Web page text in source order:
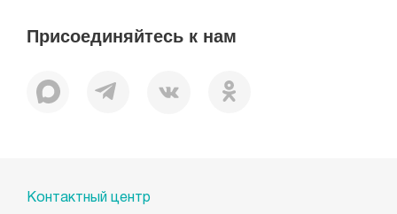
Присоединяйтесь к нам
Контактный центр